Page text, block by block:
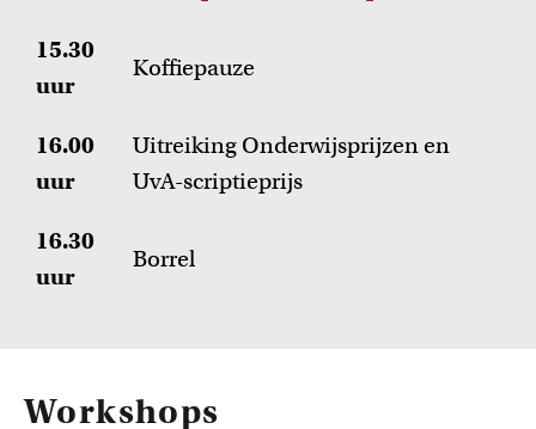
15.30
uur
Koffiepauze
16.00
uur
Uitreiking Onderwijsprijzen en
UvA-scriptieprijs
16.30
uur
Borrel
Workshops